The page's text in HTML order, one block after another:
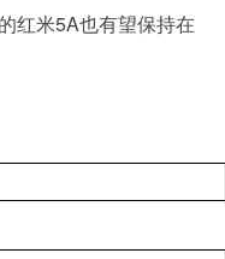
红米5A也有望保持在